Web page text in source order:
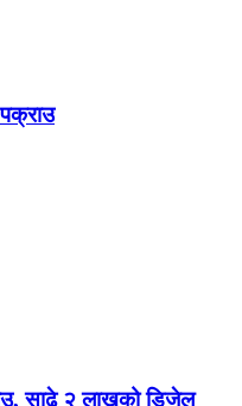
साढे २ लाखको डिजेल